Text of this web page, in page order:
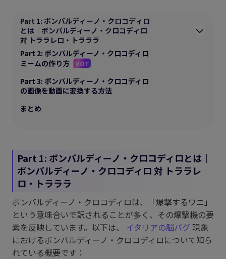
Part 1: ボンバルディーノ・クロコディロ
とは｜ボンバルディーノ・クロコディロ
対 トララレロ・トラララ
Part 2: ボンバルディーノ・クロコディロ
ミームの作り方
HOT
Part 3: ボンバルディーノ・クロコディロ
の画像を動画に変換する方法
まとめ
Part 1: ボンバルディーノ・クロコディロとは｜
ボンバルディーノ・クロコディロ 対 トララレ
ロ・トラララ
ボンバルディーノ・クロコディロは、「爆撃するワニ」
という意味合いで訳されることが多く、その爆撃機の要
素を反映しています。以下は、 イタリアの脳バグ 現象
におけるボンバルディーノ・クロコディロについて知ら
れている概要です：